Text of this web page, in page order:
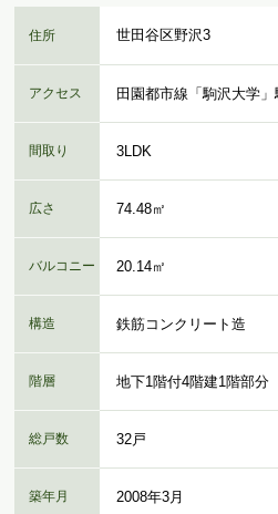
住所 世田谷区野沢3
アクセス 田園都市線「駒沢大学
間取り 3LDK
広さ 74.48㎡
バルコニー 20.14㎡
構造 鉄筋コンクリート造
階層 地下1階付4階建1階部分
総戸数 32戸
築年月 2008年3月